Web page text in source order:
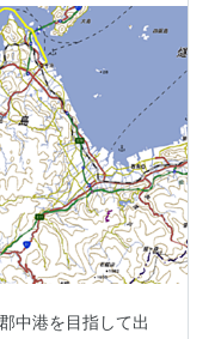
中港を目指して出